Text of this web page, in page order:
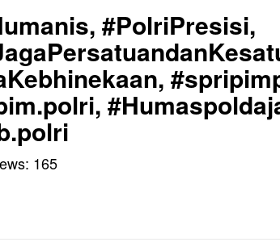
#PolriPresisi,
165